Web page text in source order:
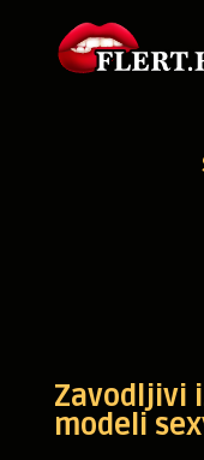
Zavodljivi
modeli